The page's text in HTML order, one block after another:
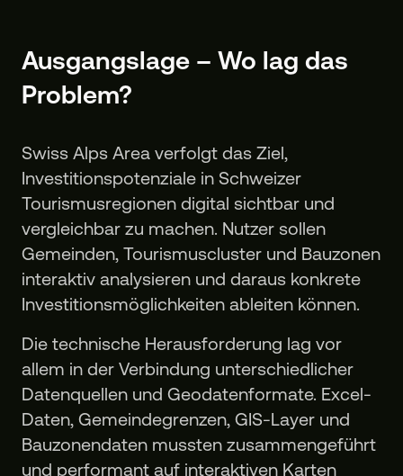
Ausgangslage – Wo lag das
Problem?
Swiss Alps Area verfolgt das Ziel,
Investitionspotenziale in Schweizer
Tourismusregionen digital sichtbar und
vergleichbar zu machen. Nutzer sollen
Gemeinden, Tourismuscluster und Bauzonen
interaktiv analysieren und daraus konkrete
Investitionsmöglichkeiten ableiten können.
Die technische Herausforderung lag vor
allem in der Verbindung unterschiedlicher
Datenquellen und Geodatenformate. Excel-
Daten, Gemeindegrenzen, GIS-Layer und
Bauzonendaten mussten zusammengeführt
und performant auf interaktiven Karten